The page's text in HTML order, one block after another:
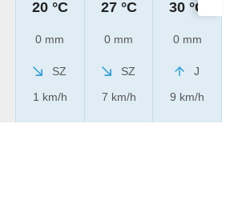
20 °C
0 mm
SZ
1 km/h
27 °C
0 mm
SZ
7 km/h
30 °C
0 mm
J
9 km/h